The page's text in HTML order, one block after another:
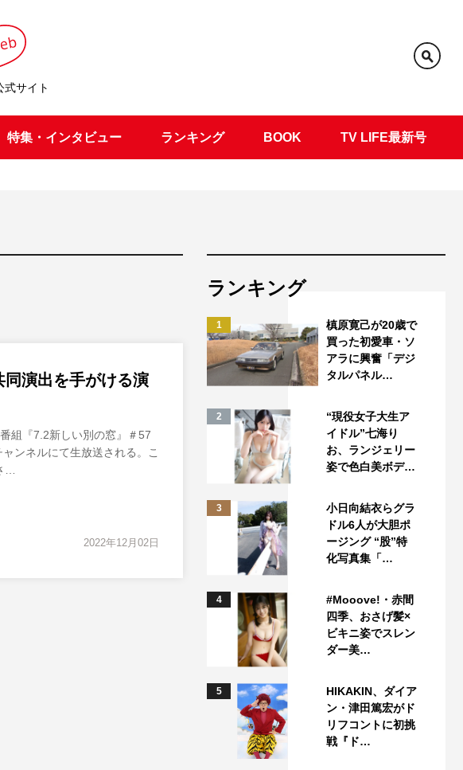
式サイト
特集・インタビュー ランキング BOOK TV LIFE最新号
同演出を手がける演
組『7.2新しい別の窓』＃57
ンネルにて生放送される。こ
…
2022年12月02日
ランキング
1
槙原寛己が20歳で
買った初愛車・ソ
アラに興奮「デジ
タルパネル…
2
“現役女子大生ア
イドル”七海り
お、ランジェリー
姿で色白美ボデ…
3
小日向結衣らグラ
ドル6人が大胆ポ
ージング “股”特
化写真集「…
4
#Mooove!・赤間
四季、おさげ髪×
ビキニ姿でスレン
ダー美…
5
HIKAKIN、ダイア
ン・津田篤宏がド
リフコントに初挑
戦『ド…